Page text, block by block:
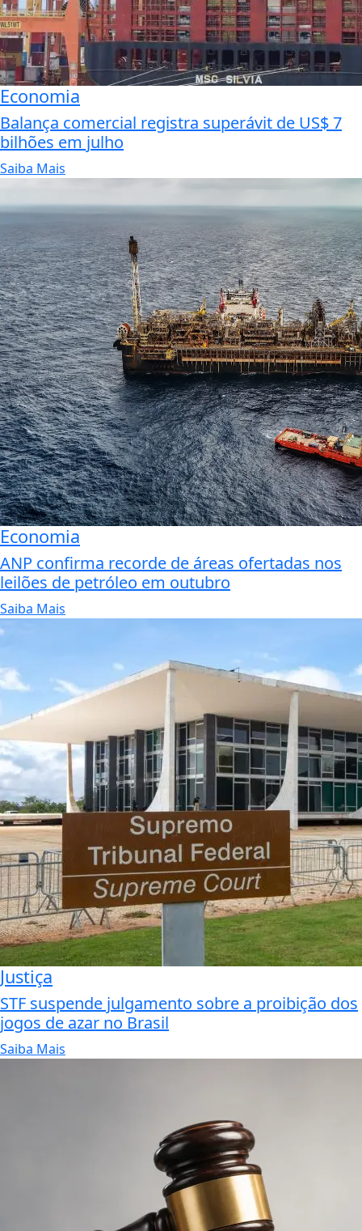
Economia
Balança comercial registra superávit de US$ 7
bilhões em julho
Saiba Mais
Economia
ANP confirma recorde de áreas ofertadas nos
leilões de petróleo em outubro
Saiba Mais
Justiça
STF suspende julgamento sobre a proibição dos
jogos de azar no Brasil
Saiba Mais